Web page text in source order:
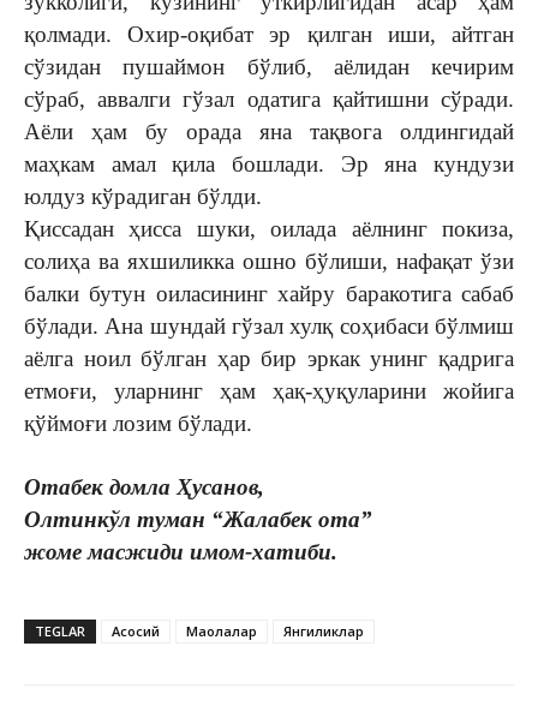
қолмади. Охир-оқибат эр қилган иши, айтган
сўзидан пушаймон бўлиб, аёлидан кечирим
сўраб, аввалги гўзал одатига қайтишни сўради.
Аёли ҳам бу орада яна тақвога олдингидай
маҳкам амал қила бошлади. Эр яна кундузи
юлдуз кўрадиган бўлди.
Қиссадан ҳисса шуки, оилада аёлнинг покиза,
солиҳа ва яхшиликка ошно бўлиши, нафақат ўзи
балки бутун оиласининг хайру баракотига сабаб
бўлади. Ана шундай гўзал хулқ соҳибаси бўлмиш
аёлга ноил бўлган ҳар бир эркак унинг қадрига
етмоғи, уларнинг ҳам ҳақ-ҳуқуларини жойига
қўймоғи лозим бўлади.
Отабек домла Ҳусанов,
Олтинкўл туман “Жалабек ота”
жоме масжиди имом-хатиби.
TEGLAR Асосий Мақолалар Янгиликлар